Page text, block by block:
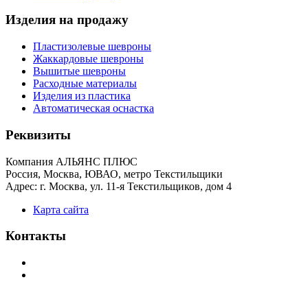
Изделия на продажу
Пластизолевые шевроны
Жаккардовые шевроны
Вышитые шевроны
Расходные материалы
Изделия из пластика
Автоматическая оснастка
Реквизиты
Компания АЛЬЯНС ПЛЮС
Россия, Москва, ЮВАО, метро Текстильщики
Адрес: г. Москва, ул. 11-я Текстильщиков, дом 4
Карта сайта
Контакты